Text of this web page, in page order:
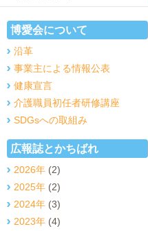
博愛会について
沿革
事業主による情報公表
健康宣言
介護職員初任者研修講座
SDGsへの取組み
広報誌とかちばれ
2026年 (2)
2025年 (2)
2024年 (3)
2023年 (4)